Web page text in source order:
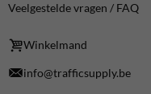
Veelgestelde vragen / FAQ
Winkelmand
info@trafficsupply.be